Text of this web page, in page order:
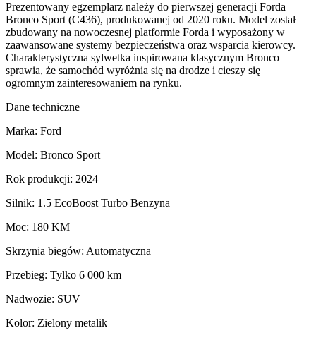
Prezentowany egzemplarz należy do pierwszej generacji Forda
Bronco Sport (C436), produkowanej od 2020 roku. Model został
zbudowany na nowoczesnej platformie Forda i wyposażony w
zaawansowane systemy bezpieczeństwa oraz wsparcia kierowcy.
Charakterystyczna sylwetka inspirowana klasycznym Bronco
sprawia, że samochód wyróżnia się na drodze i cieszy się
ogromnym zainteresowaniem na rynku.
Dane techniczne
Marka: Ford
Model: Bronco Sport
Rok produkcji: 2024
Silnik: 1.5 EcoBoost Turbo Benzyna
Moc: 180 KM
Skrzynia biegów: Automatyczna
Przebieg: Tylko 6 000 km
Nadwozie: SUV
Kolor: Zielony metalik